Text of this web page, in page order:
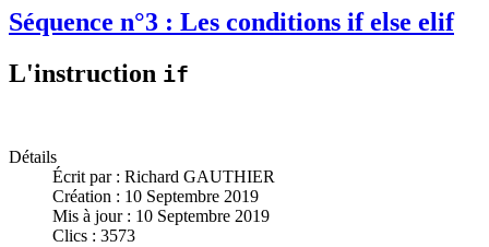
Séquence n°3 : Les conditions if else elif
L'instruction if
Détails
Écrit par : Richard GAUTHIER
Création : 10 Septembre 2019
Mis à jour : 10 Septembre 2019
Clics : 3573